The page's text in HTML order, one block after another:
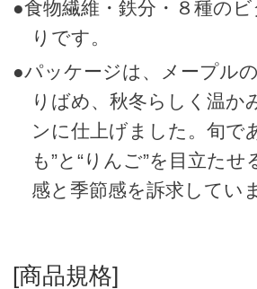
●食物繊維・鉄分・８種の
りです。
●パッケージは、メープル
りばめ、秋冬らしく温か
ンに仕上げました。旬で
も”と“りんご”を目立た
感と季節感を訴求してい
[商品規格]